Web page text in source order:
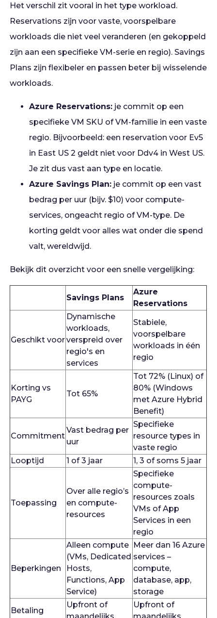
Het verschil zit vooral in het type workload.
Reservations zijn voor vaste, voorspelbare
workloads die niet veel veranderen (en gekoppeld
zijn aan een specifieke VM-serie en regio). Savings
Plans zijn flexibeler en passen beter bij wisselende
workloads.
Azure Reservations: je commit op een
specifieke VM SKU of VM-familie in een vaste
regio. Bijvoorbeeld: een reservation voor Ev5
in East US 2 geldt niet voor Ddv4 in West US.
Je zit dus vast aan type en locatie.
Azure Savings Plan: je commit op een vast
bedrag per uur (bijv. $10) voor compute-
services, ongeacht regio of VM-type. De
korting geldt voor alles wat onder die spend
valt, wereldwijd.
Bekijk dit overzicht voor een snelle vergelijking:
Savings Plans
Azure
Reservations
Geschikt voor
Dynamische
workloads,
verspreid over
regio's en
services
Stabiele,
voorspelbare
workloads in één
regio
Korting vs
PAYG
Tot 65%
Tot 72% (Linux) of
80% (Windows
met Azure Hybrid
Benefit)
Commitment
Vast bedrag per
uur
Specifieke
resource types in
vaste regio
Looptijd
1 of 3 jaar 1, 3 of soms 5 jaar
Toepassing
Over alle regio’s
en compute-
resources
Specifieke
compute-
resources zoals
VMs of App
Services in een
regio
Beperkingen
Alleen compute
(VMs, Dedicated
Hosts,
Functions, App
Service)
Meer dan 16 Azure
services –
compute,
database, app,
storage
Betaling
Upfront of
Upfront of